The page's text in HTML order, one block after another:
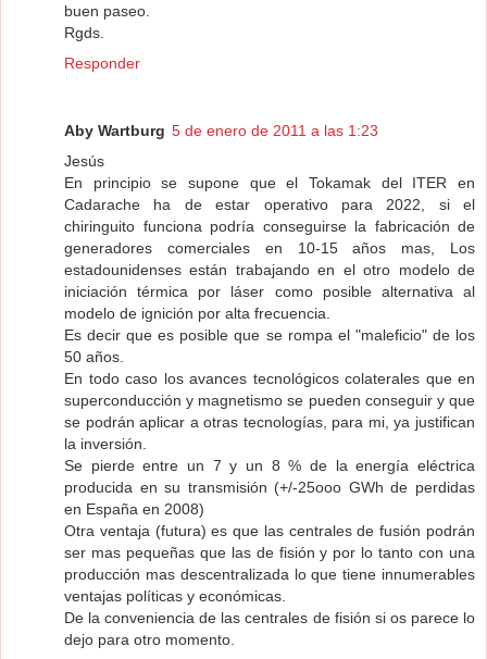
buen paseo.
Rgds.
Responder
Aby Wartburg 5 de enero de 2011 a las 1:23
Jesús
En principio se supone que el Tokamak del ITER en
Cadarache ha de estar operativo para 2022, si el
chiringuito funciona podría conseguirse la fabricación de
generadores comerciales en 10-15 años mas, Los
estadounidenses están trabajando en el otro modelo de
iniciación térmica por láser como posible alternativa al
modelo de ignición por alta frecuencia.
Es decir que es posible que se rompa el "maleficio" de los
50 años.
En todo caso los avances tecnológicos colaterales que en
superconducción y magnetismo se pueden conseguir y que
se podrán aplicar a otras tecnologías, para mi, ya justifican
la inversión.
Se pierde entre un 7 y un 8 % de la energía eléctrica
producida en su transmisión (+/-25ooo GWh de perdidas
en España en 2008)
Otra ventaja (futura) es que las centrales de fusión podrán
ser mas pequeñas que las de fisión y por lo tanto con una
producción mas descentralizada lo que tiene innumerables
ventajas políticas y económicas.
De la conveniencia de las centrales de fisión si os parece lo
dejo para otro momento.